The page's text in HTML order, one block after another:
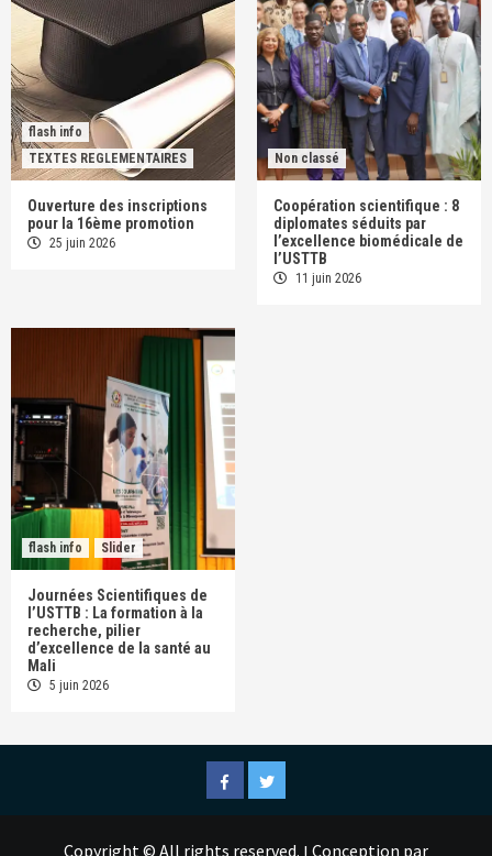
flash info
TEXTES REGLEMENTAIRES
Ouverture des inscriptions
pour la 16ème promotion
25 juin 2026
Non classé
Coopération scientifique : 8
diplomates séduits par
l’excellence biomédicale de
l’USTTB
11 juin 2026
flash info Slider
Journées Scientifiques de
l’USTTB : La formation à la
recherche, pilier
d’excellence de la santé au
Mali
5 juin 2026
FacebookTwitter
Copyright © All rights reserved. Conception par